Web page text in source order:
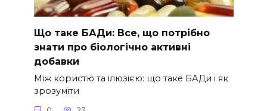
Що таке БАДи: Все, що потрібно
знати про біологічно активні
добавки
Між користю та ілюзією: що таке БАДи і як
зрозуміти